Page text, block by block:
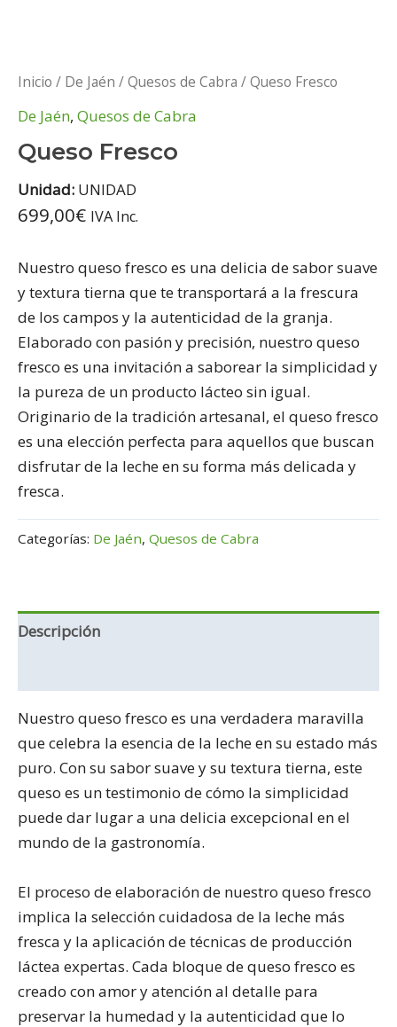
Inicio / De Jaén /Quesos de Cabra / Queso Fresco
De Jaén, Quesos de Cabra
Queso Fresco
Unidad: UNIDAD
699,00€ IVA Inc.
Nuestro queso fresco es una delicia de sabor suave
y textura tierna que te transportará a la frescura
de los campos y la autenticidad de la granja.
Elaborado con pasión y precisión, nuestro queso
fresco es una invitación a saborear la simplicidad y
la pureza de un producto lácteo sin igual.
Originario de la tradición artesanal, el queso fresco
es una elección perfecta para aquellos que buscan
disfrutar de la leche en su forma más delicada y
fresca.
Categorías: De Jaén, Quesos de Cabra
Descripción
Nuestro queso fresco es una verdadera maravilla
que celebra la esencia de la leche en su estado más
puro. Con su sabor suave y su textura tierna, este
queso es un testimonio de cómo la simplicidad
puede dar lugar a una delicia excepcional en el
mundo de la gastronomía.
El proceso de elaboración de nuestro queso fresco
implica la selección cuidadosa de la leche más
fresca y la aplicación de técnicas de producción
láctea expertas. Cada bloque de queso fresco es
creado con amor y atención al detalle para
preservar la humedad y la autenticidad que lo